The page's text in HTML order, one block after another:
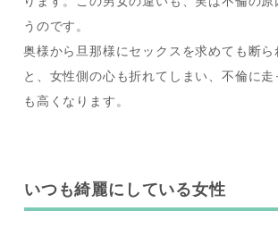
うのです。
奥様から旦那様にセックスを求めても断ら
と、女性側の心も折れてしまい、不倫に
も高くなります。
いつも綺麗にしている女性